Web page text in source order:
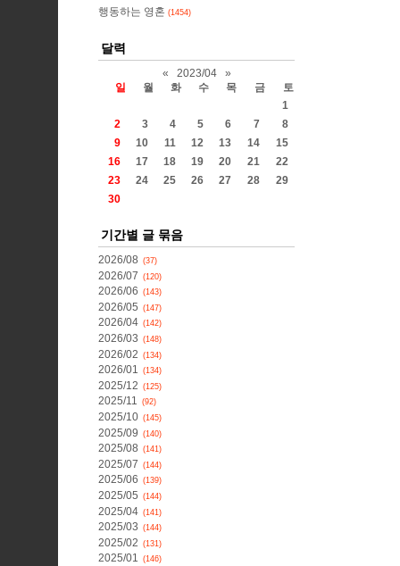
행동하는 영혼 (1454)
달력
« 2023/04
»
일
월 화 수 목 금
토
1
2
3 4 5 6 7
8
9
10 11 12 13 14
15
16
17 18 19 20 21
22
23
24 25 26 27 28
29
30
기간별 글 묶음
2026/08 (37)
2026/07 (120)
2026/06 (143)
2026/05 (147)
2026/04 (142)
2026/03 (148)
2026/02 (134)
2026/01 (134)
2025/12 (125)
2025/11 (92)
2025/10 (145)
2025/09 (140)
2025/08 (141)
2025/07 (144)
2025/06 (139)
2025/05 (144)
2025/04 (141)
2025/03 (144)
2025/02 (131)
2025/01 (146)